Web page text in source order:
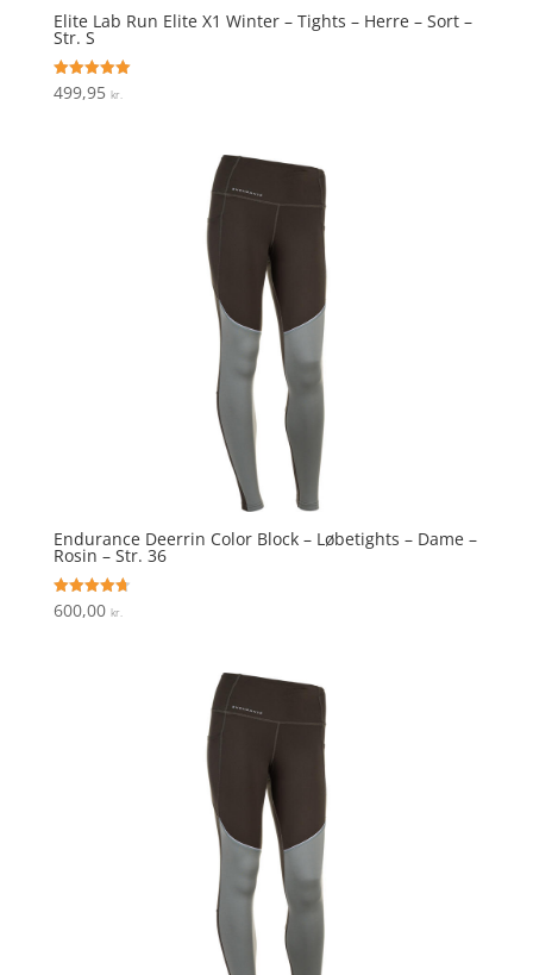
Elite Lab Run Elite X1 Winter – Tights – Herre – Sort –
Str. S
Vurderet
5
499,95 kr.
Endurance Deerrin Color Block – Løbetights – Dame –
Rosin – Str. 36
Vurderet
4.7
600,00 kr.